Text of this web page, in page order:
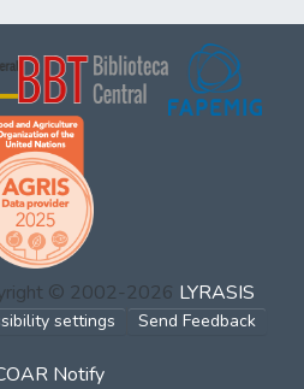
© 2002-2026 LYRASIS
settings Send Feedback
Notify